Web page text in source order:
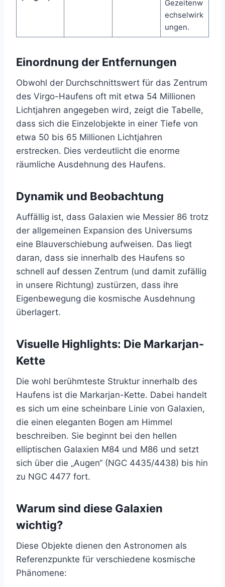
Gezeitenw
echselwirk
ungen.
Einordnung der Entfernungen
Obwohl der Durchschnittswert für das Zentrum
des Virgo-Haufens oft mit etwa 54 Millionen
Lichtjahren angegeben wird, zeigt die Tabelle,
dass sich die Einzelobjekte in einer Tiefe von
etwa 50 bis 65 Millionen Lichtjahren
erstrecken. Dies verdeutlicht die enorme
räumliche Ausdehnung des Haufens.
Dynamik und Beobachtung
Auffällig ist, dass Galaxien wie Messier 86 trotz
der allgemeinen Expansion des Universums
eine Blauverschiebung aufweisen. Das liegt
daran, dass sie innerhalb des Haufens so
schnell auf dessen Zentrum (und damit zufällig
in unsere Richtung) zustürzen, dass ihre
Eigenbewegung die kosmische Ausdehnung
überlagert.
Visuelle Highlights: Die Markarjan-
Kette
Die wohl berühmteste Struktur innerhalb des
Haufens ist die Markarjan-Kette. Dabei handelt
es sich um eine scheinbare Linie von Galaxien,
die einen eleganten Bogen am Himmel
beschreiben. Sie beginnt bei den hellen
elliptischen Galaxien M84 und M86 und setzt
sich über die „Augen“ (NGC 4435/4438) bis hin
zu NGC 4477 fort.
Warum sind diese Galaxien
wichtig?
Diese Objekte dienen den Astronomen als
Referenzpunkte für verschiedene kosmische
Phänomene: